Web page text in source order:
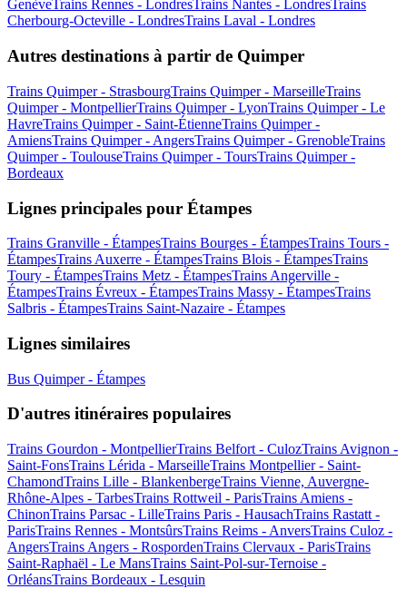
GenèveTrains Rennes - LondresTrains Nantes - LondresTrains
Cherbourg-Octeville - LondresTrains Laval - Londres
Autres destinations à partir de Quimper
Trains Quimper - StrasbourgTrains Quimper - MarseilleTrains
Quimper - MontpellierTrains Quimper - LyonTrains Quimper - Le
HavreTrains Quimper - Saint-ÉtienneTrains Quimper -
AmiensTrains Quimper - AngersTrains Quimper - GrenobleTrains
Quimper - ToulouseTrains Quimper - ToursTrains Quimper -
Bordeaux
Lignes principales pour Étampes
Trains Granville - ÉtampesTrains Bourges - ÉtampesTrains Tours -
ÉtampesTrains Auxerre - ÉtampesTrains Blois - ÉtampesTrains
Toury - ÉtampesTrains Metz - ÉtampesTrains Angerville -
ÉtampesTrains Évreux - ÉtampesTrains Massy - ÉtampesTrains
Salbris - ÉtampesTrains Saint-Nazaire - Étampes
Lignes similaires
Bus Quimper - Étampes
D'autres itinéraires populaires
Trains Gourdon - MontpellierTrains Belfort - CulozTrains Avignon -
Saint-FonsTrains Lérida - MarseilleTrains Montpellier - Saint-
ChamondTrains Lille - BlankenbergeTrains Vienne, Auvergne-
Rhône-Alpes - TarbesTrains Rottweil - ParisTrains Amiens -
ChinonTrains Parsac - LilleTrains Paris - HausachTrains Rastatt -
ParisTrains Rennes - MontsûrsTrains Reims - AnversTrains Culoz -
AngersTrains Angers - RospordenTrains Clervaux - ParisTrains
Saint-Raphaël - Le MansTrains Saint-Pol-sur-Ternoise -
OrléansTrains Bordeaux - Lesquin